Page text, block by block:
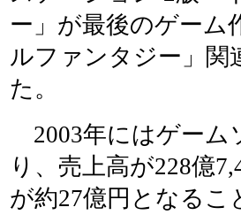
ー」が最後のゲーム
ルファンタジー」関
た。
2003年にはゲーム
り、売上高が228億
が約27億円となるこ